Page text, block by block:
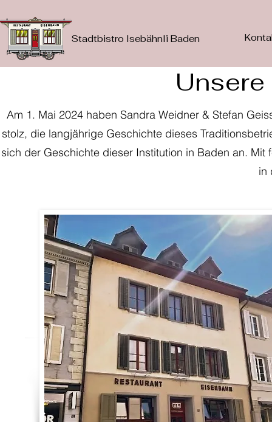
Stadtbistro Isebähnli Baden
Am 1. Mai 2024 haben Sandra Weidner & Stefan
stolz, die langjährige Geschichte dieses
sich der Geschichte dieser Institution in Baden an.
in